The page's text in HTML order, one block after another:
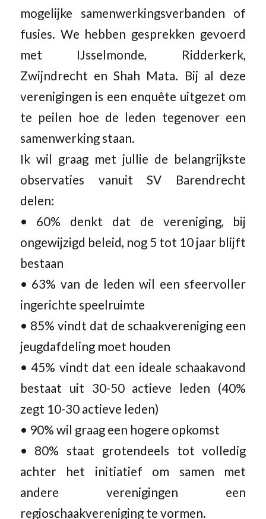
mogelijke samenwerkingsverbanden of
fusies. We hebben gesprekken gevoerd
met IJsselmonde, Ridderkerk,
Zwijndrecht en Shah Mata. Bij al deze
verenigingen is een enquête uitgezet om
te peilen hoe de leden tegenover een
samenwerking staan.
Ik wil graag met jullie de belangrijkste
observaties vanuit SV Barendrecht
delen:
• 60% denkt dat de vereniging, bij
ongewijzigd beleid, nog 5 tot 10 jaar blijft
bestaan
• 63% van de leden wil een sfeervoller
ingerichte speelruimte
• 85% vindt dat de schaakvereniging een
jeugdafdeling moet houden
• 45% vindt dat een ideale schaakavond
bestaat uit 30-50 actieve leden (40%
zegt 10-30 actieve leden)
• 90% wil graag een hogere opkomst
• 80% staat grotendeels tot volledig
achter het initiatief om samen met
andere verenigingen een
regioschaakvereniging te vormen.